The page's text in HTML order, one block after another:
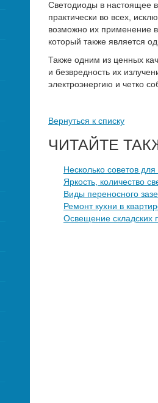
Светодиоды в настоящее
практически во всех,
возможно их применение
который также является
Также одним из ценных
и безвредность их
электроэнергию и четко
Вернуться к списку
ЧИТАЙТЕ
Несколько советов
Яркость, количество
Виды переносного
Ремонт кухни в
Освещение складских